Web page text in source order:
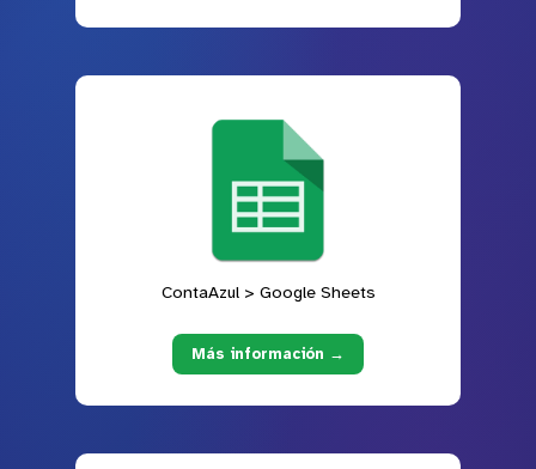
ContaAzul > Google Sheets
Más información →